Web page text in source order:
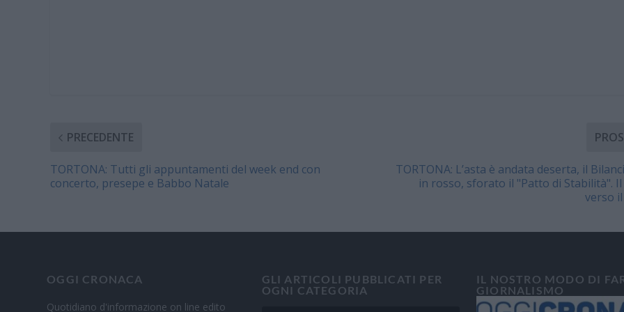
PRECEDENTE
TORTONA: Tutti gli appuntamenti del week end con
concerto, presepe e Babbo Natale
TORTONA: L’asta è andata deserta, il
in rosso, sforato il "Patto di Stabilità". Il
verso
OGGI CRONACA
Quotidiano d'informazione on line edito
GLI ARTICOLI PUBBLICATI PER
OGNI CATEGORIA
IL NOSTRO MODO DI
GIORNALISMO